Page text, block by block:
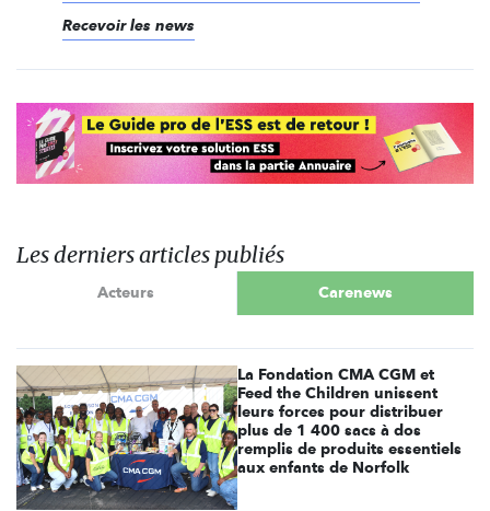
Recevoir les news
Les derniers articles publiés
Acteurs Carenews
La Fondation CMA CGM et
Feed the Children unissent
leurs forces pour distribuer
plus de 1 400 sacs à dos
remplis de produits essentiels
aux enfants de Norfolk